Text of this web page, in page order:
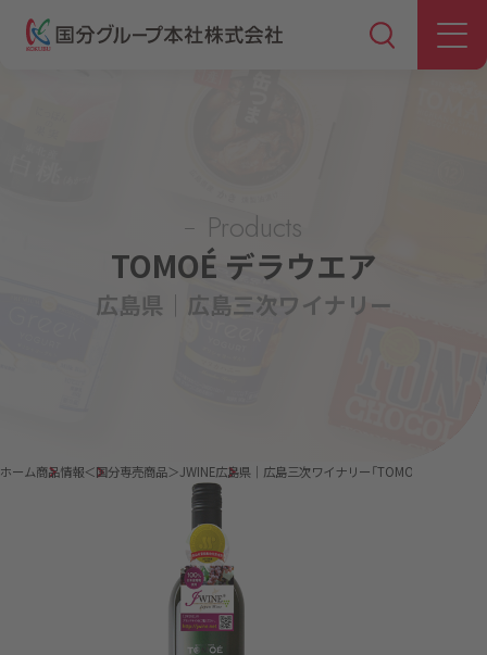
Products
TOMOÉ デラウエア
広島県｜広島三次ワイナリー
ホーム商品情報＜国分専売商品＞JWINE広島県｜広島三次ワイナリー「TOMOÉ デラウエア